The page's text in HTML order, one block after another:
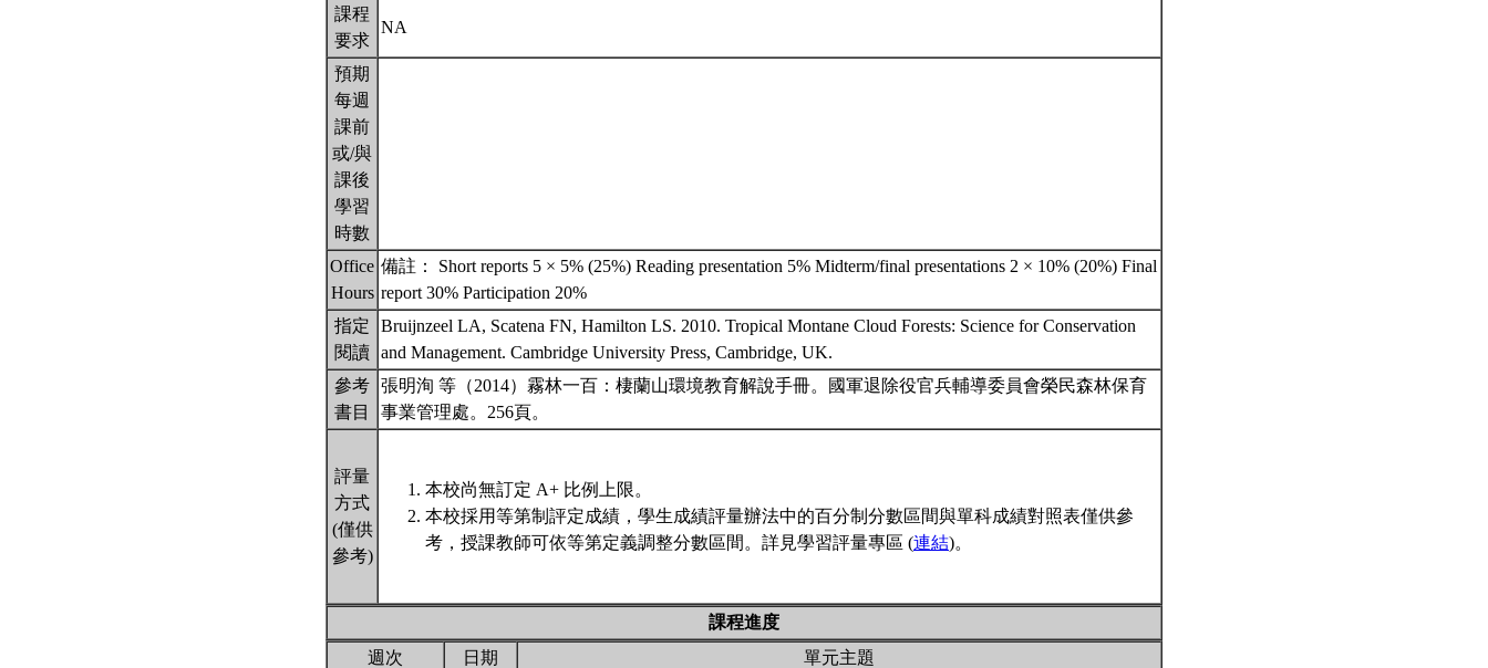
課程
要求
NA
預期
每週
課前
或/與
課後
學習
時數
Office
Hours
備註： Short reports 5 × 5% (25%) Reading presentation 5% Midterm/final presentations 2 × 10% (20%) Final
report 30% Participation 20%
指定
閱讀
Bruijnzeel LA, Scatena FN, Hamilton LS. 2010. Tropical Montane Cloud Forests: Science for Conservation
and Management. Cambridge University Press, Cambridge, UK.
參考
書目
張明洵 等（2014）霧林一百：棲蘭山環境教育解說手冊。國軍退除役官兵輔導委員會榮民森林保育
事業管理處。256頁。
評量
方式
(僅供
參考)
本校尚無訂定 A+ 比例上限。
本校採用等第制評定成績，學生成績評量辦法中的百分制分數區間與單科成績對照表僅供參
考，授課教師可依等第定義調整分數區間。詳見學習評量專區 (連結)。
課程進度
週次
日期
單元主題